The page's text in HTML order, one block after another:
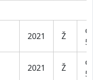
2021 Ž
5
2021 Ž
5